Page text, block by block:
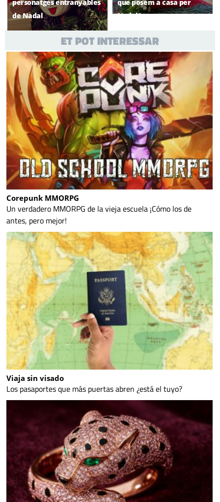
personatges entranyables
de Nadal
que posem a casa per
Nadal?
ET POT INTERESSAR
Corepunk MMORPG
Un verdadero MMORPG de la vieja escuela ¡Cómo los de
antes, pero mejor!
Viaja sin visado
Los pasaportes que más puertas abren ¿está el tuyo?